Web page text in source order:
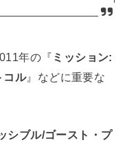
年の『 ミッション:
コル』などに重要な
シブル/ゴースト・プ